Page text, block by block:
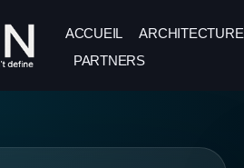
ACCUEIL ARCHITECTURE
PARTNERS